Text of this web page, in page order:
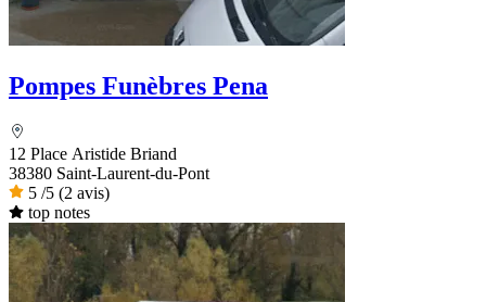
Pompes Funèbres Pena
12 Place Aristide Briand
38380 Saint-Laurent-du-Pont
5 /5 (2 avis)
top notes